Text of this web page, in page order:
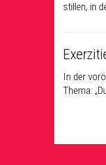
stillen, in
In der
Thema: